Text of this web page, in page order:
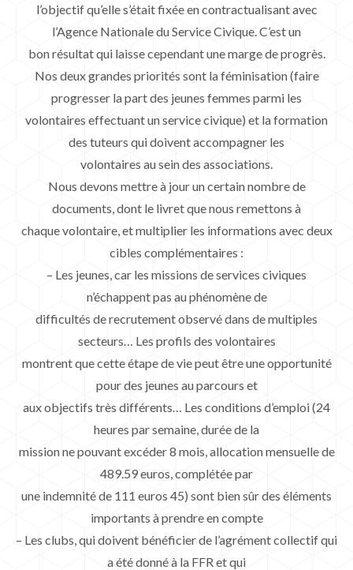
l’objectif qu’elle s’était fixée en contractualisant avec
l’Agence Nationale du Service Civique. C’est un
bon résultat qui laisse cependant une marge de progrès.
Nos deux grandes priorités sont la féminisation (faire
progresser la part des jeunes femmes parmi les
volontaires effectuant un service civique) et la formation
des tuteurs qui doivent accompagner les
volontaires au sein des associations.
Nous devons mettre à jour un certain nombre de
documents, dont le livret que nous remettons à
chaque volontaire, et multiplier les informations avec deux
cibles complémentaires :
– Les jeunes, car les missions de services civiques
n’échappent pas au phénomène de
difficultés de recrutement observé dans de multiples
secteurs… Les profils des volontaires
montrent que cette étape de vie peut être une opportunité
pour des jeunes au parcours et
aux objectifs très différents… Les conditions d’emploi (24
heures par semaine, durée de la
mission ne pouvant excéder 8 mois, allocation mensuelle de
489.59 euros, complétée par
une indemnité de 111 euros 45) sont bien sûr des éléments
importants à prendre en compte
– Les clubs, qui doivent bénéficier de l’agrément collectif qui
a été donné à la FFR et qui